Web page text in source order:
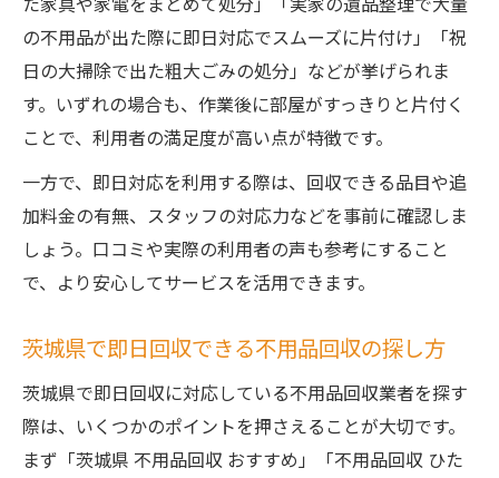
の不用品が出た際に即日対応でスムーズに片付け」「祝
日の大掃除で出た粗大ごみの処分」などが挙げられま
す。いずれの場合も、作業後に部屋がすっきりと片付く
ことで、利用者の満足度が高い点が特徴です。
一方で、即日対応を利用する際は、回収できる品目や追
加料金の有無、スタッフの対応力などを事前に確認しま
しょう。口コミや実際の利用者の声も参考にすること
で、より安心してサービスを活用できます。
茨城県で即日回収できる不用品回収の探し方
茨城県で即日回収に対応している不用品回収業者を探す
際は、いくつかのポイントを押さえることが大切です。
まず「茨城県 不用品回収 おすすめ」「不用品回収 ひた